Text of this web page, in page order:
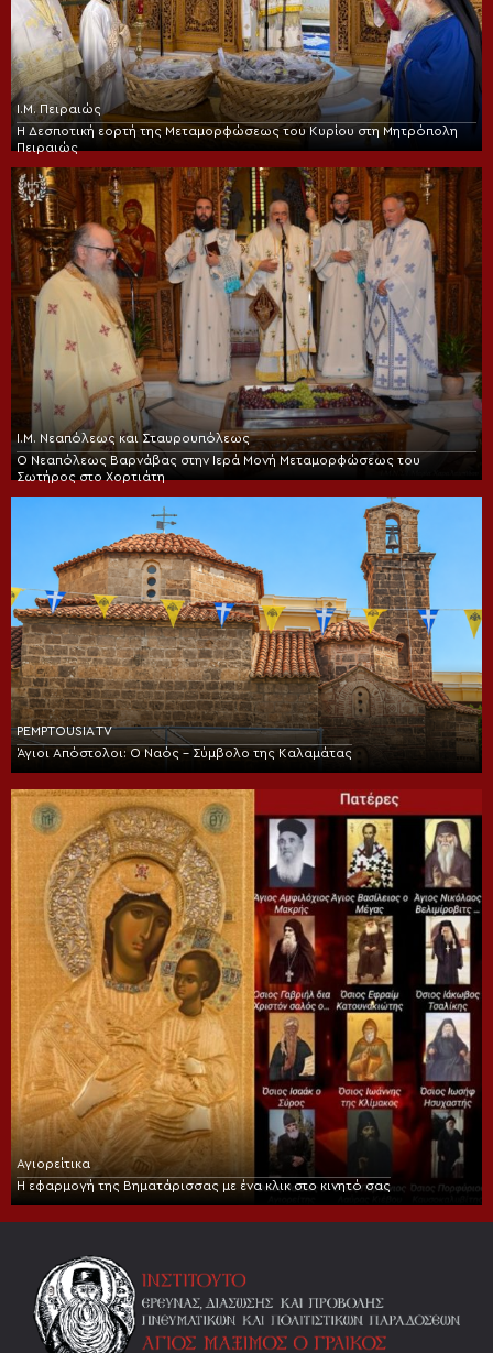
Ι.Μ. Πειραιώς
Η Δεσποτική εορτή της Μεταμορφώσεως του Κυρίου στη Μητρόπολη
Πειραιώς
Ι.Μ. Νεαπόλεως και Σταυρουπόλεως
Ο Νεαπόλεως Βαρνάβας στην Ιερά Μονή Μεταμορφώσεως του
Σωτήρος στο Χορτιάτη
PEMPTOUSIA TV
Άγιοι Απόστολοι: Ο Ναός – Σύμβολο της Καλαμάτας
Αγιορείτικα
Η εφαρμογή της Βηματάρισσας με ένα κλικ στο κινητό σας